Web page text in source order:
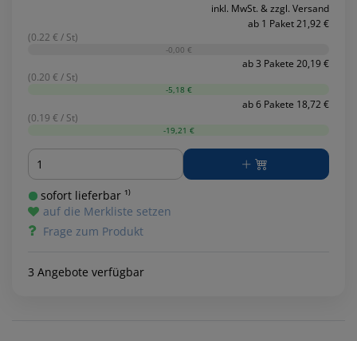
inkl. MwSt. & zzgl. Versand
ab 1 Paket 21,92 €
(0.22 € / St)
-0,00 €
ab 3 Pakete 20,19 €
(0.20 € / St)
-5,18 €
ab 6 Pakete 18,72 €
(0.19 € / St)
-19,21 €
Menge
sofort lieferbar ¹⁾
auf die Merkliste setzen
Frage zum Produkt
3 Angebote verfügbar